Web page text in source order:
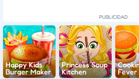
Happy Kids
Burger Maker
Princess Soup
Kitchen
Fever